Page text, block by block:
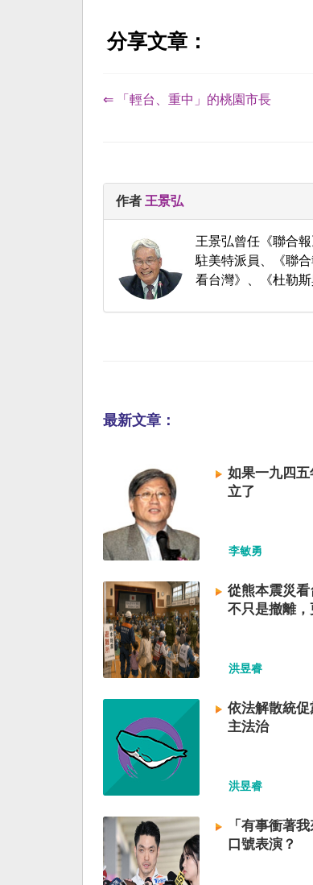
分享文章：
⇐ 「輕台、重中」的桃園市長
作者 王景弘
王景弘曾任《聯合
駐美特派員、《聯
看台灣》、《杜勒
最新文章：
如果一九四
立了
李敏勇
從熊本震災
不只是撤離
洪昱睿
依法解散統
主法治
洪昱睿
「有事衝著
口號表演？